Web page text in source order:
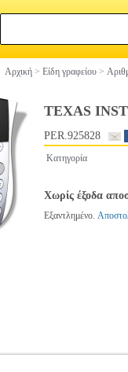
Αρχική > Είδη γραφείου >
TEXAS
PER.925828
Κατηγορία
Χωρίς έξοδα
Εξαντλημένο.